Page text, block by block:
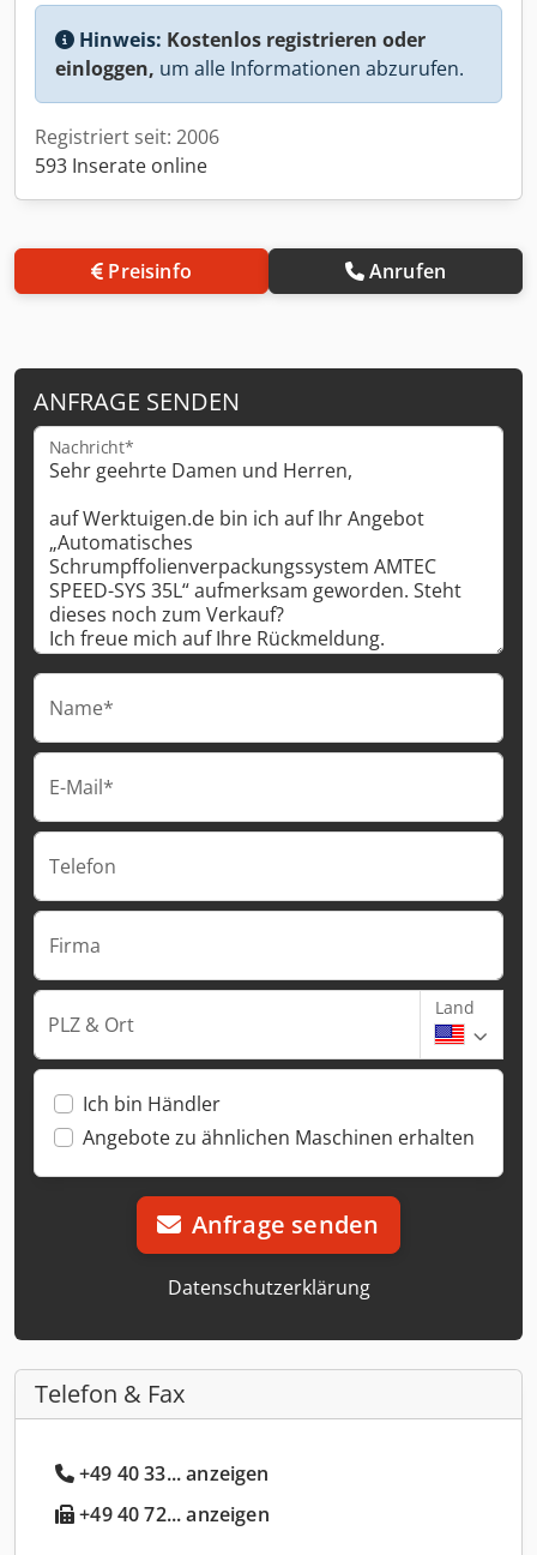
Hinweis: Kostenlos registrieren oder
einloggen, um alle Informationen abzurufen.
Registriert seit: 2006
593 Inserate online
Preisinfo Anrufen
ANFRAGE SENDEN
Nachricht*
Name*
E-Mail*
Telefon
Firma
PLZ & Ort
Land
Ich bin Händler
Angebote zu ähnlichen Maschinen erhalten
Anfrage senden
Datenschutzerklärung
Telefon & Fax
+49 40 33... anzeigen
+49 40 72... anzeigen